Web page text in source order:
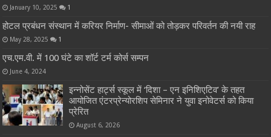
January 10, 2025 1
होटल प्रबंधन संस्थान में करियर निर्माण- सीमाओं को तोड़कर परिवर्तन की नयी राह
May 28, 2025 1
एच.एम.वी. में 100 घंटे का शॉर्ट टर्म कोर्स सम्पन
June 4, 2024
इन्नोसेंट हार्ट्स स्कूल में ‘दिशा – एन इनिशिएटिव’ के तहत
आयोजित एंटरप्रेन्योरशिप सेमिनार ने युवा इनोवेटर्स को किया
प्रेरित
August 6, 2026